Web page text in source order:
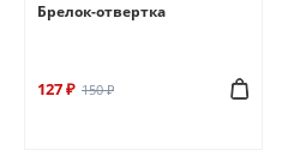
Брелок-отвертка
127 ₽ 150 ₽